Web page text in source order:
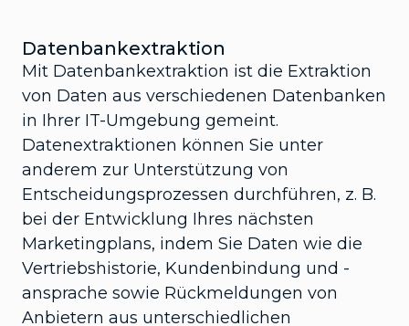
Datenbankextraktion
Mit Datenbankextraktion ist die Extraktion
von Daten aus verschiedenen Datenbanken
in Ihrer IT-Umgebung gemeint.
Datenextraktionen können Sie unter
anderem zur Unterstützung von
Entscheidungsprozessen durchführen, z. B.
bei der Entwicklung Ihres nächsten
Marketingplans, indem Sie Daten wie die
Vertriebshistorie, Kundenbindung und -
ansprache sowie Rückmeldungen von
Anbietern aus unterschiedlichen